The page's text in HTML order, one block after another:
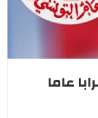
عاما